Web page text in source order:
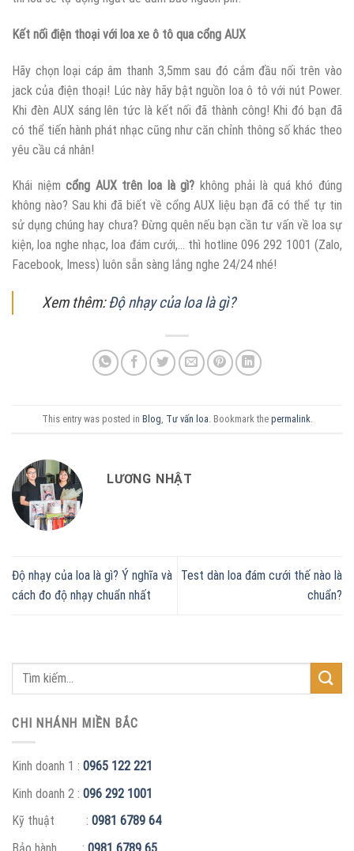
Kết nối điện thoại với loa xe ô tô qua cổng AUX
Hãy chọn loại cáp âm thanh 3,5mm sau đó cắm đầu nối trên vào
jack của điện thoại! Lúc này hãy bật nguồn loa ô tô với nút Power.
Khi đèn AUX sáng lên tức là kết nối đã thành công! Khi đó bạn đã
có thể tiến hành phát nhạc cũng như căn chỉnh thông số khác theo
yêu cầu cá nhân!
Khái niệmcổng AUX trên loa là gì? không phải là quá khó đúng
không nào? Sau khi đã biết về cổng AUX liệu bạn đã có thể tự tin
sử dụng chúng hay chưa? Đừng quên nếu bạn cần tư vấn về loa sự
kiện, loa nghe nhạc, loa đám cưới,… thì hotline 096 292 1001 (Zalo,
Facebook, Imess) luôn sẵn sàng lắng nghe 24/24 nhé!
Xem thêm:Độ nhạy của loa là gì?
This entry was posted in Blog Tư vấn loa . Bookmark the permalink
LƯƠNG NHẬT
Độ nhạy của loa là gì? Ý nghĩa và
cách đo độ nhạy chuẩn nhất
Test dàn loa đám cưới thế nào là
chuẩn?
CHI NHÁNH MIỀN BẮC
Kinh doanh 1 : 0965 122 221
Kinh doanh 2 : 096 292 1001
Kỹ thuật : 0981 6789 64